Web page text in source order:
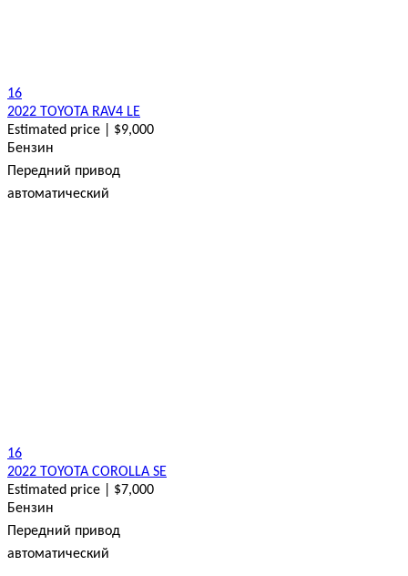
16
2022 TOYOTA RAV4 LE
Estimated price | $9,000
Бензин
Передний привод
автоматический
16
2022 TOYOTA COROLLA SE
Estimated price | $7,000
Бензин
Передний привод
автоматический